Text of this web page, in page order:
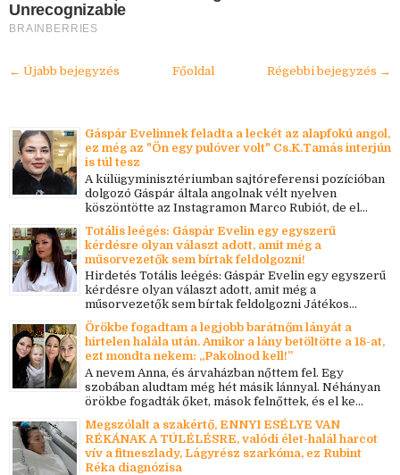
Unrecognizable
BRAINBERRIES
← Újabb bejegyzés Régebbi bejegyzés →
Főoldal
Gáspár Evelinnek feladta a leckét az alapfokú angol,
ez még az "Ön egy pulóver volt" Cs.K.Tamás interjún
is túl tesz
A külügyminisztériumban sajtóreferensi pozícióban
dolgozó Gáspár általa angolnak vélt nyelven
köszöntötte az Instagramon Marco Rubiót, de el...
Totális leégés: Gáspár Evelin egy egyszerű
kérdésre olyan választ adott, amit még a
műsorvezetők sem bírtak feldolgozni!
Hirdetés Totális leégés: Gáspár Evelin egy egyszerű
kérdésre olyan választ adott, amit még a
műsorvezetők sem bírtak feldolgozni Játékos...
Örökbe fogadtam a legjobb barátnőm lányát a
hirtelen halála után. Amikor a lány betöltötte a 18-at,
ezt mondta nekem: „Pakolnod kell!”
A nevem Anna, és árvaházban nőttem fel. Egy
szobában aludtam még hét másik lánnyal. Néhányan
örökbe fogadták őket, mások felnőttek, és el ke...
Megszólalt a szakértő, ENNYI ESÉLYE VAN
RÉKÁNAK A TÚLÉLÉSRE, valódi élet-halál harcot
vív a fitneszlady, Lágyrész szarkóma, ez Rubint
Réka diagnózisa